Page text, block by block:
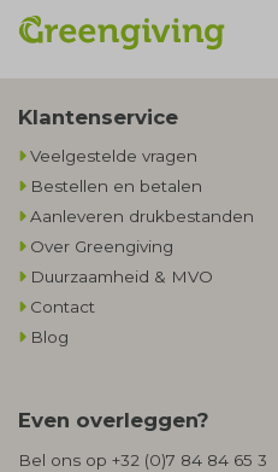
Klantenservice
Veelgestelde vragen
Bestellen en betalen
Aanleveren drukbestanden
Over Greengiving
Duurzaamheid & MVO
Contact
Blog
Even overleggen?
Bel ons op +32 (0)7 84 84 65 3